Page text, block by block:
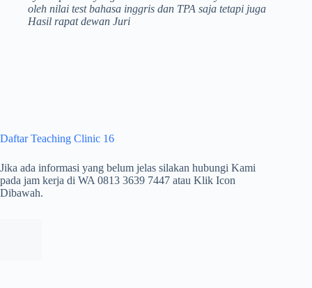
oleh nilai test bahasa inggris dan TPA saja tetapi juga
Hasil rapat dewan Juri
Daftar Teaching Clinic 16
Jika ada informasi yang belum jelas silakan hubungi Kami
pada jam kerja di WA 0813 3639 7447 atau Klik Icon
Dibawah.